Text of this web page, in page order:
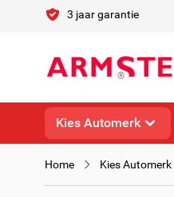
Ga naar de inhoud3 jaar garantie
Kies Automerk
Home Kies Automerk